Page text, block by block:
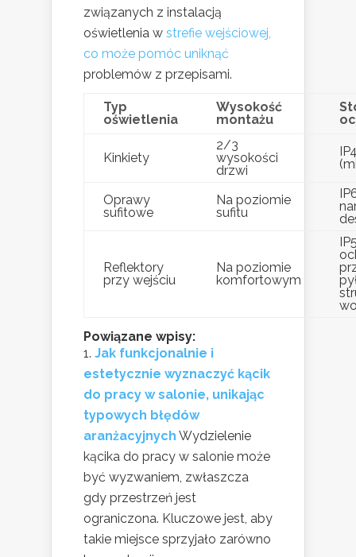
związanych z instalacją
oświetlenia w strefie wejściowej,
co może pomóc uniknąć
problemów z przepisami.
Typ
oświetlenia
Wysokość
montażu
Kinkiety
2/3
wysokości
drzwi
Oprawy
sufitowe
Na poziomie
sufitu
Reflektory
przy wejściu
Na poziomie
komfortowym
Powiązane wpisy:
Jak funkcjonalnie i
estetycznie wyznaczyć kącik
do pracy w salonie, unikając
typowych błędów
aranżacyjnych Wydzielenie
kącika do pracy w salonie może
być wyzwaniem, zwłaszcza
gdy przestrzeń jest
ograniczona. Kluczowe jest, aby
takie miejsce sprzyjało zarówno